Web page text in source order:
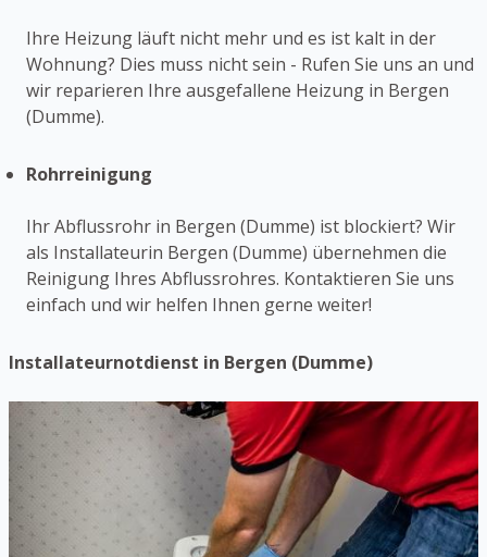
Ihre Heizung läuft nicht mehr und es ist kalt in der
Wohnung? Dies muss nicht sein - Rufen Sie uns an und
wir reparieren Ihre ausgefallene Heizung in Bergen
(Dumme).
Rohrreinigung
Ihr Abflussrohr in Bergen (Dumme) ist blockiert? Wir
als Installateurin Bergen (Dumme) übernehmen die
Reinigung Ihres Abflussrohres. Kontaktieren Sie uns
einfach und wir helfen Ihnen gerne weiter!
Installateurnotdienst in Bergen (Dumme)